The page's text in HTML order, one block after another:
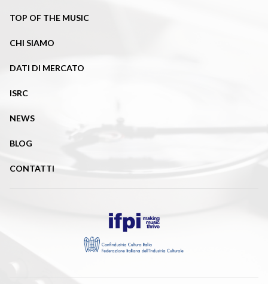
TOP OF THE MUSIC
CHI SIAMO
DATI DI MERCATO
ISRC
NEWS
BLOG
CONTATTI